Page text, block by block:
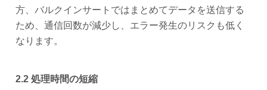
方、バルクインサートではまとめてデータを送信する
ため、通信回数が減少し、エラー発生のリスクも低く
なります。
2.2 処理時間の短縮